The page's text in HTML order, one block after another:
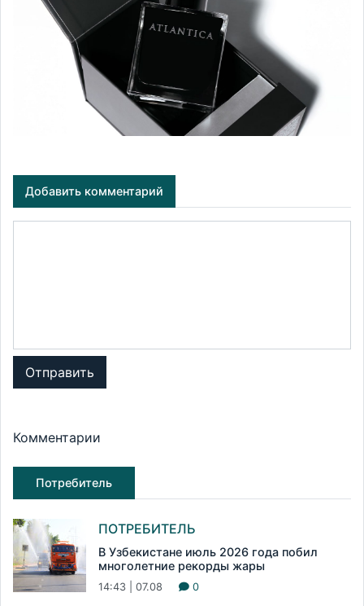
Добавить комментарий
Отправить
Комментарии
Потребитель
ПОТРЕБИТЕЛЬ
В Узбекистане июль 2026 года побил
многолетние рекорды жары
14:43 | 07.08 0